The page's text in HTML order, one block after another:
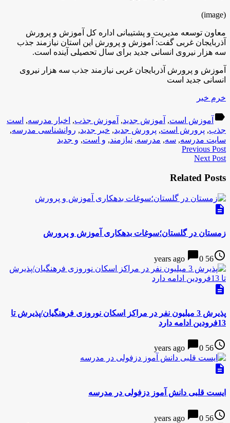
(image)
معاون توسعه مدیریت و پشتیبانی اداره کل آموزش و پرورش
آذربایجان غربی گفت: آموزش و پرورش این استان نیازمند جذب
سه هزار نیروی انسانی جدید برای سال تحصیلی آینده است.
آموزش و پرورش آذربایجان غربی نیازمند جذب سه هزار نیروی
انسانی جدید است
خرم خبر
label آموزش است, آموزش جدید, آموزش جذب, اخبار مدرسه, است
جذب, پرورش است, پرورش جدید, خبر جدید, روانشناسی مدرسه,
سایت مدرسه, سه, مدرسه, نیازمند, و است, و جدید
Previous Post
Next Post
Related Posts
description
زمستان در گلستان؛سوغات بدهکاری آموزش و پرورش
access_time
56 years ago
chat_bubble0
description
پذیرش 3 میلیون نفر در مراکز اسکان نوروزی فرهنگیان/پذیرش تا
13فرودین ادامه دارد
access_time
56 years ago
chat_bubble0
description
ایست قلبی دانش آموز دزفولی در مدرسه
access_time
56 years ago
chat_bubble0